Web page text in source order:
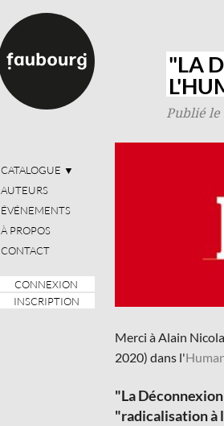
CATALOGUE ▼
AUTEURS
ÉVÉNEMENTS
À PROPOS
CONTACT
CONNEXION
INSCRIPTION
"LA
Publié le
Merci à Alain
2020) dans l'
"La
"radicalisation à